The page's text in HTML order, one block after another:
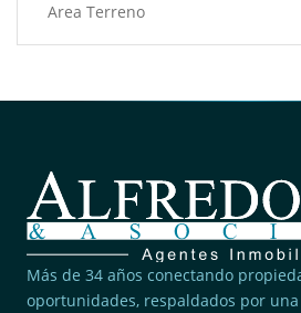
Lince
Area Terreno
Más de 34 años conectando
oportunidades, respaldados por